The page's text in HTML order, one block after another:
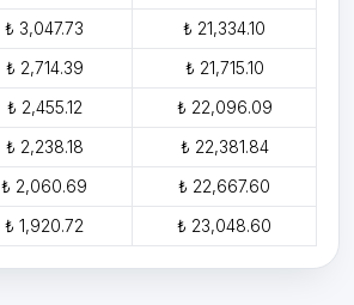
₺ 3,047.73
₺ 21,334.10
₺ 2,714.39
₺ 21,715.10
₺ 2,455.12
₺ 22,096.09
₺ 2,238.18
₺ 22,381.84
₺ 2,060.69
₺ 22,667.60
₺ 1,920.72 ₺ 23,048.60